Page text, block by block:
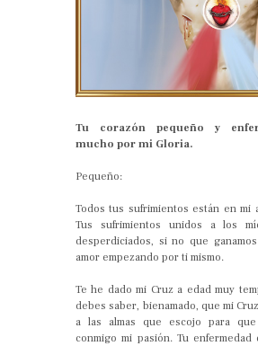
Tu corazón pequeño y
mucho por mi Gloria.
Pequeño:
Todos tus sufrimientos están en mi
Tus sufrimientos unidos a los
desperdiciados, si no que
amor empezando por ti mismo.
Te he dado mi Cruz a edad muy
debes saber, bienamado, que mi
a las almas que escojo para que
conmigo mi pasión. Tu enfermedad